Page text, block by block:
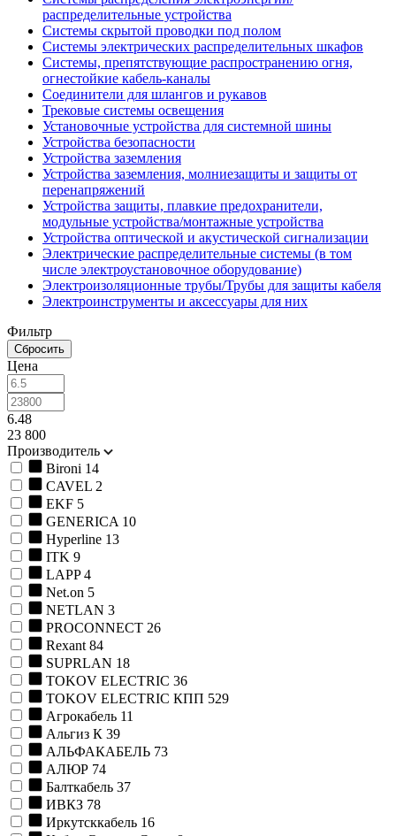
распределительные устройства
Системы скрытой проводки под полом
Системы электрических распределительных шкафов
Системы, препятствующие распространению огня,
огнестойкие кабель-каналы
Соединители для шлангов и рукавов
Трековые системы освещения
Установочные устройства для системной шины
Устройства безопасности
Устройства заземления
Устройства заземления, молниезащиты и защиты от
перенапряжений
Устройства защиты, плавкие предохранители,
модульные устройства/монтажные устройства
Устройства оптической и акустической сигнализации
Электрические распределительные системы (в том
числе электроустановочное оборудование)
Электроизоляционные трубы/Трубы для защиты кабеля
Электроинструменты и аксессуары для них
Фильтр
Цена
6.48
23 800
Производитель
Bironi 14
CAVEL 2
EKF 5
GENERICA 10
Hyperline 13
ITK 9
LAPP 4
Net.on 5
NETLAN 3
PROCONNECT 26
Rexant 84
SUPRLAN 18
TOKOV ELECTRIC 36
TOKOV ELECTRIC КПП 529
Агрокабель 11
Альгиз К 39
АЛЬФАКАБЕЛЬ 73
АЛЮР 74
Балткабель 37
ИВКЗ 78
Иркутсккабель 16